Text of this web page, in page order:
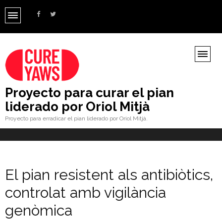
Proyecto para curar el pian
liderado por Oriol Mitjà
Proyecto para erradicar el pian liderado por Oriol Mitjà.
El pian resistent als antibiòtics,
controlat amb vigilància
genòmica